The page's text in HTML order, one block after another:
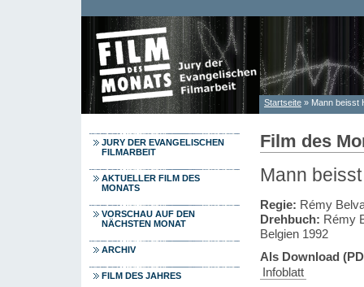
Sie sind hier
Startseite » Mann beisst
JURY DER EVANGELISCHEN
FILMARBEIT
AKTUELLER FILM DES
MONATS
VORSCHAU AUF DEN
NÄCHSTEN MONAT
ARCHIV
FILM DES JAHRES
Film des
Mann
Regie: Rémy
Drehbuch: Rémy
Belgien 1992
Als Download
Infoblatt